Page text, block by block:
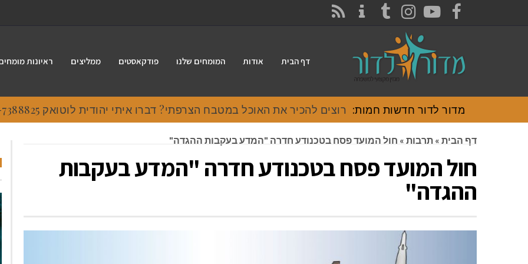
FACEBOOK
YOUTUBE
INSTAGRAM
TUMBLR
דף הבית אודות המומחים שלנו פודקאסטים ממליצים ראיונות
מדור לדור חדשות חמות: רוצים להכיר את האוכל במטבח הצרפתי? דברו איתי יהודית לוטואק 054-7388825.
דף הבית » תרבות » חול המועד פסח בטכנודע חדרה "המדע בעקבות ההגדה"
חול המועד פסח בטכנודע חדרה "המדע בעקבות
ההגדה"